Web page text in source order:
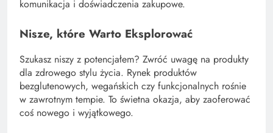
komunikacja i doświadczenia zakupowe.
Nisze, które Warto Eksplorować
Szukasz niszy z potencjałem? Zwróć uwagę na produkty
dla zdrowego stylu życia. Rynek produktów
bezglutenowych, wegańskich czy funkcjonalnych rośnie
w zawrotnym tempie. To świetna okazja, aby zaoferować
coś nowego i wyjątkowego.